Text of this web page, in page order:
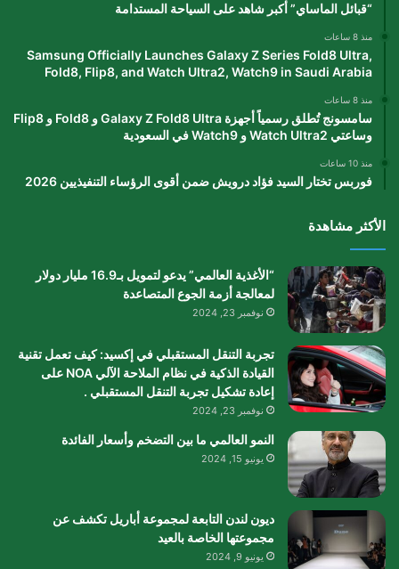
“قبائل الماساي” أكبر شاهد على السياحة المستدامة
منذ 8 ساعات
Samsung Officially Launches Galaxy Z Series Fold8 Ultra,
Fold8, Flip8, and Watch Ultra2, Watch9 in Saudi Arabia
منذ 8 ساعات
سامسونج تُطلق رسمياً أجهزة Galaxy Z Fold8 Ultra و Fold8 و Flip8
وساعتي Watch Ultra2 و Watch9 في السعودية
منذ 10 ساعات
فوربس تختار السيد فؤاد درويش ضمن أقوى الرؤساء التنفيذيين 2026
الأكثر مشاهدة
“الأغذية العالمي” يدعو لتمويل بـ16.9 مليار دولار
لمعالجة أزمة الجوع المتصاعدة
نوفمبر 23, 2024
تجربة التنقل المستقبلي في إكسيد: كيف تعمل تقنية
القيادة الذكية في نظام الملاحة الآلي NOA على
إعادة تشكيل تجربة التنقل المستقبلي .
نوفمبر 23, 2024
النمو العالمي ما بين التضخم وأسعار الفائدة
يونيو 15, 2024
ديون لندن التابعة لمجموعة أباريل تكشف عن
مجموعتها الخاصة بالعيد
يونيو 9, 2024